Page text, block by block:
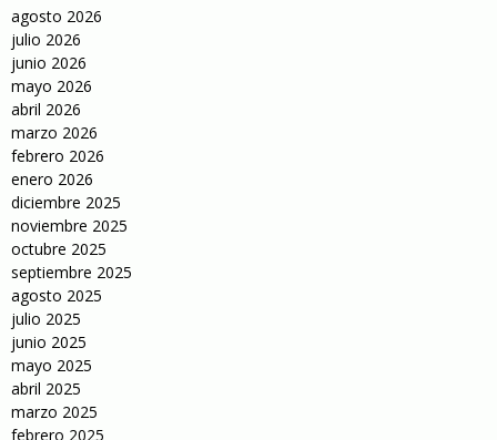
agosto 2026
julio 2026
junio 2026
mayo 2026
abril 2026
marzo 2026
febrero 2026
enero 2026
diciembre 2025
noviembre 2025
octubre 2025
septiembre 2025
agosto 2025
julio 2025
junio 2025
mayo 2025
abril 2025
marzo 2025
febrero 2025